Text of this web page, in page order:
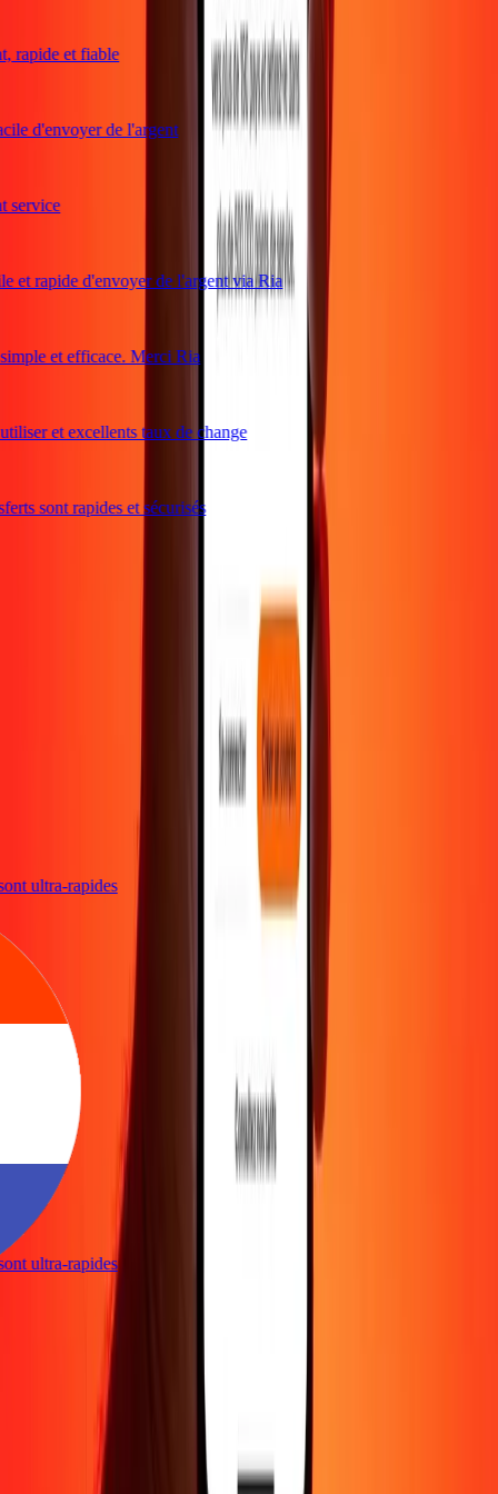
et fiable
d'envoyer de l'argent
et rapide d'envoyer de l'argent via Ria
et efficace. Merci Ria
et excellents taux de change
sont rapides et sécurisés
ultra-rapides
ultra-rapides